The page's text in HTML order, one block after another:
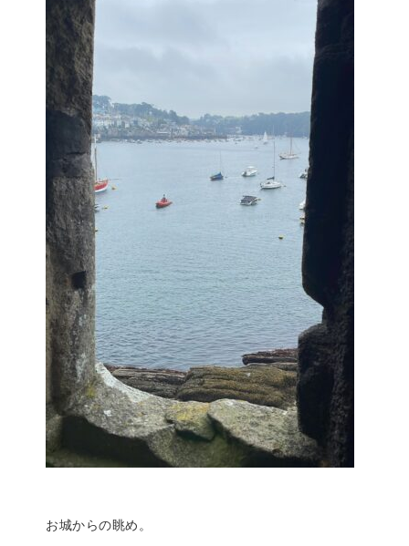
お城からの眺め。